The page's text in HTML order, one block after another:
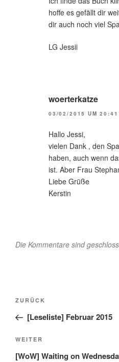
hoffe es gefällt dir
dir auch noch viel
LG Jessii
woerterkatze
03/02/2015 UM 20:41
Hallo Jessi,
vielen Dank , den
haben, auch wenn
ist. Aber Frau
Liebe Grüße
Kerstin
Die Kommentare sind
Beitragsnavigation
Vorheriger
Beitrag
ZURÜCK
[Leseliste] Februar 2015
Nächster
Beitrag
WEITER
[WoW] Waiting on